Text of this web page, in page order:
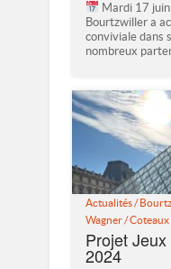
Mardi 17 juin
Bourtzwiller a
conviviale dans
nombreux
Actualités /
Wagner /Coteaux
Projet
2024